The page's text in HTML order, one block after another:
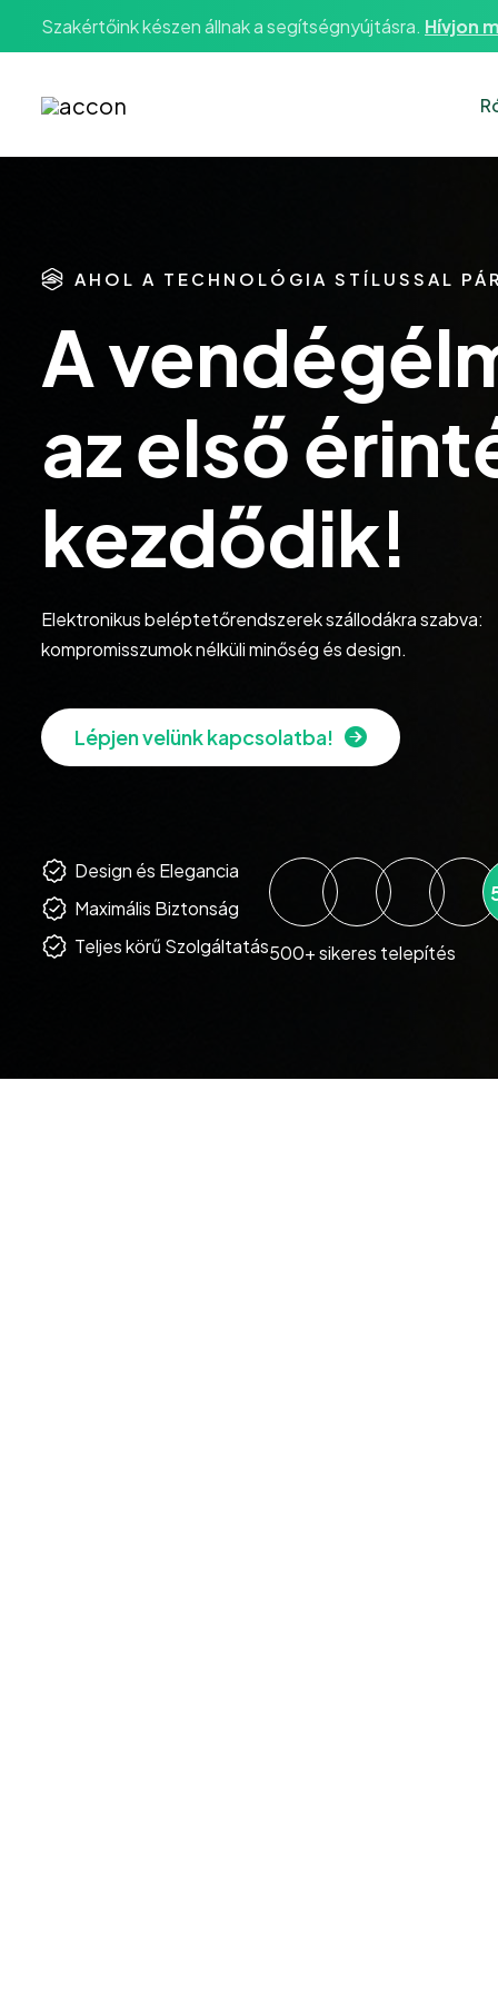
Szakértőink készen állnak a segítségnyújtásra. Hívjon
AHOL A TECHNOLÓGIA STÍLUSSAL
A
az első
kezdődik!
Elektronikus beléptetőrendszerek szállodákra szabva:
kompromisszumok nélküli minőség és design.
Lépjen velünk kapcsolatba!
Design és Elegancia
Maximális Biztonság
Teljes körű Szolgáltatás500+ sikeres telepítés